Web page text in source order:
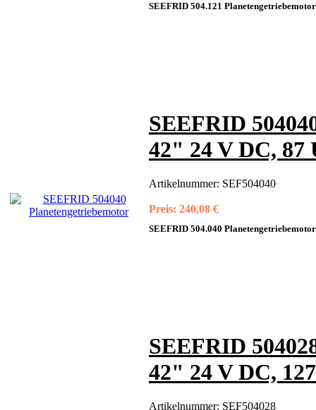
SEEFRID 504.121
SEEFRID
42" 24 V DC, 87
Artikelnummer: SEF504040
Preis: 240,08 €
SEEFRID 504.040
SEEFRID
42" 24 V DC,
Artikelnummer: SEF504028